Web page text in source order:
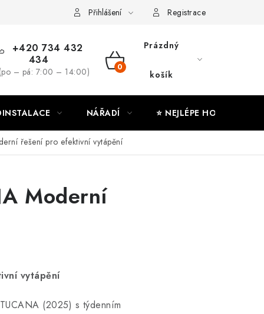
Moje objednávka
Přihlášení Registrace
+420 734 432
434
(po – pá: 7:00 – 14:00)
NÁKUPNÍ
Prázdný
košík
NÁŘADÍ ⭐ NEJLÉPE HODNOCENÉ
řešení pro efektivní vytápění
Moderní
vytápění
(2025) s týdenním